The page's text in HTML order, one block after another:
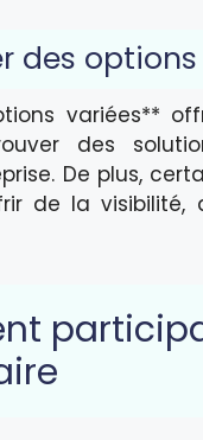
des
variées**
des
De plus,
de la